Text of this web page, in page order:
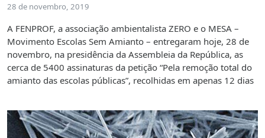
28 de novembro, 2019
A FENPROF, a associação ambientalista ZERO e o MESA –
Movimento Escolas Sem Amianto – entregaram hoje, 28 de
novembro, na presidência da Assembleia da República, as
cerca de 5400 assinaturas da petição “Pela remoção total do
amianto das escolas públicas”, recolhidas em apenas 12 dias